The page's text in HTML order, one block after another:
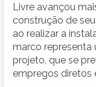
Livre avançou
construção de
ao realizar a
marco representa
projeto, que se
empregos diretos